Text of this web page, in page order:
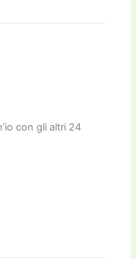
con gli altri 24